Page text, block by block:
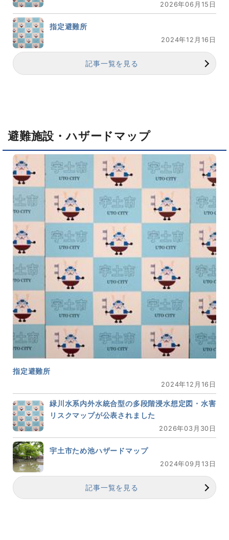
2026年06月15日
指定避難所
2024年12月16日
記事一覧を見る
避難施設・ハザードマップ
指定避難所
2024年12月16日
緑川水系内外水統合型の多段階浸水想定図・水害
リスクマップが公表されました
2026年03月30日
宇土市ため池ハザードマップ
2024年09月13日
記事一覧を見る